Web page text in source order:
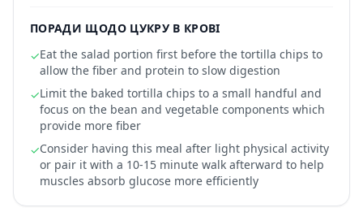
ПОРАДИ ЩОДО ЦУКРУ В КРОВІ
✓Eat the salad portion first before the tortilla chips to
allow the fiber and protein to slow digestion
✓Limit the baked tortilla chips to a small handful and
focus on the bean and vegetable components which
provide more fiber
✓Consider having this meal after light physical activity
or pair it with a 10-15 minute walk afterward to help
muscles absorb glucose more efficiently